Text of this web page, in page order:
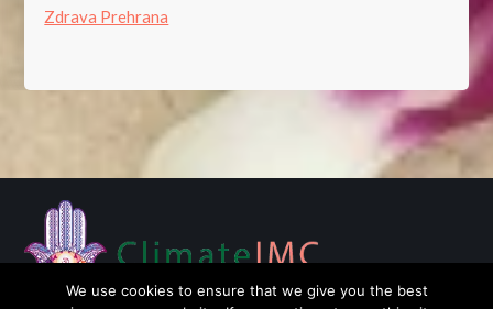
Zdrava Prehrana
We use cookies to ensure that we give you the best